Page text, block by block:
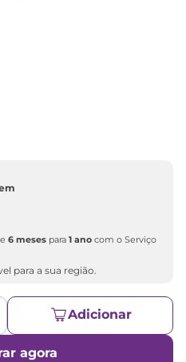
6 meses para1 ano com o Serviço
para a sua região.
Adicionar
agora